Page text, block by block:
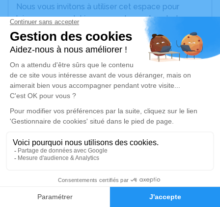
Faire-part Hommages
Nous vous invitons à utiliser cet espace pour
laisser vos condoléances, partager des photos
souvenirs, une anecdote ou exprimer vos pensées
à travers des poèmes ou des textes. Cet endroit
est un lieu d'expression dédié à honorer la
mémoire de Nicole LORETTE.
Un service de plantation d’arbre hommage est
disponible ici.
Cérémonie civile
Crématorium du Grand Villeneuvois d'Allez-et-
Cazeneuve